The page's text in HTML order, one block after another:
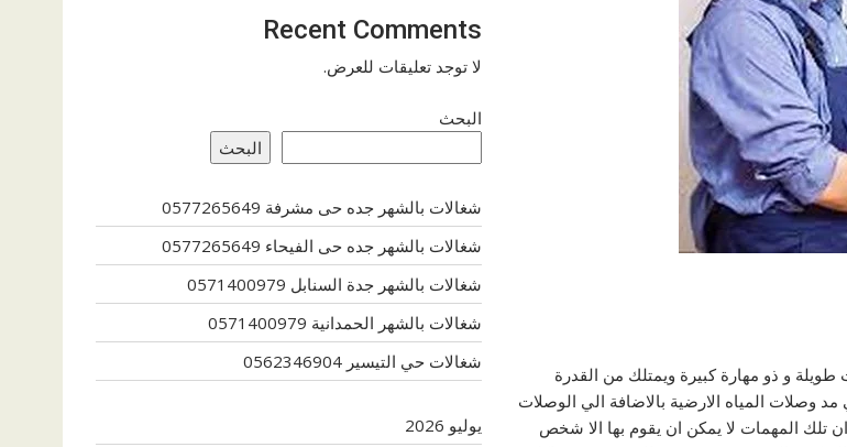
و ذو مهارة كبيرة ويمتلك من القدرة
وصلات المياه الارضية بالاضافة الي الوصلات
تلك المهمات لا يمكن ان يقوم بها الا شخص
Recent Comments
لا توجد تعليقات للعرض.
البحث
البحث
شغالات بالشهر جده حى مشرفة 0577265649
شغالات بالشهر جده حى الفيحاء 0577265649
شغالات بالشهر جدة السنابل 0571400979
شغالات بالشهر الحمدانية 0571400979
شغالات حي التيسير 0562346904
يوليو 2026